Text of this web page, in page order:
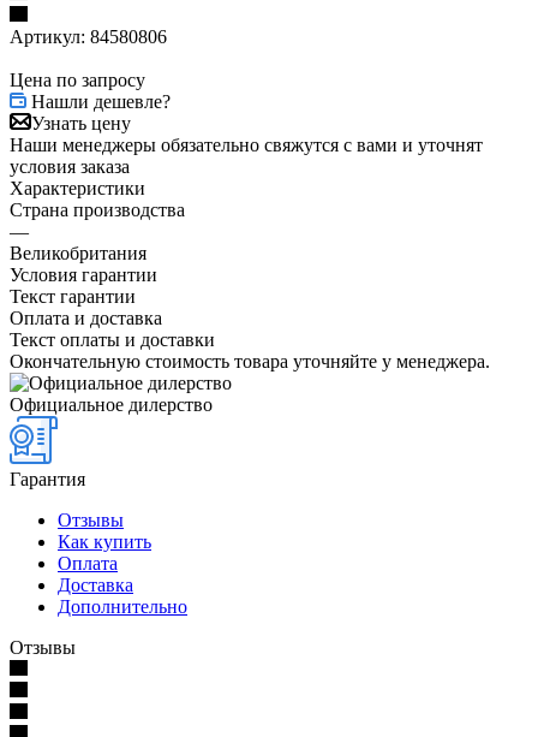
Артикул: 84580806
Цена по запросу
Нашли дешевле?
Узнать цену
Наши менеджеры обязательно свяжутся с вами и уточнят
условия заказа
Характеристики
Страна производства
—
Великобритания
Условия гарантии
Текст гарантии
Оплата и доставка
Текст оплаты и доставки
Окончательную стоимость товара уточняйте у менеджера.
Официальное дилерство
Гарантия
Отзывы
Как купить
Оплата
Доставка
Дополнительно
Отзывы